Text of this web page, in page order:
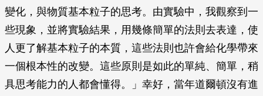
變化，與物質基本粒子的思考。由實驗中，我觀察到一
些現象，並將實驗結果，用幾條簡單的法則去表達，使
人更了解基本粒子的本質，這些法則也許會給化學帶來
一個根本性的改變。這些原則是如此的單純、簡單，稍
具思考能力的人都會懂得。」幸好，當年道爾頓沒有進